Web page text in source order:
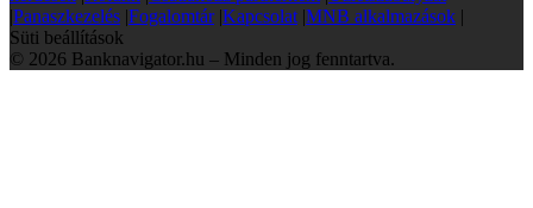
|Panaszkezelés |Fogalomtár |Kapcsolat |MNB alkalmazások |
Süti beállítások
© 2026 Banknavigator.hu – Minden jog fenntartva.